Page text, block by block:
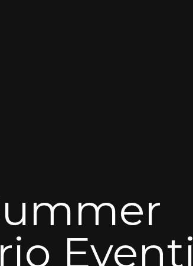
Eventi